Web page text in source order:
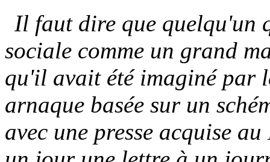
Il faut dire que quelqu'un
sociale comme un grand
qu'il avait été imaginé par
arnaque basée sur un
avec une presse acquise